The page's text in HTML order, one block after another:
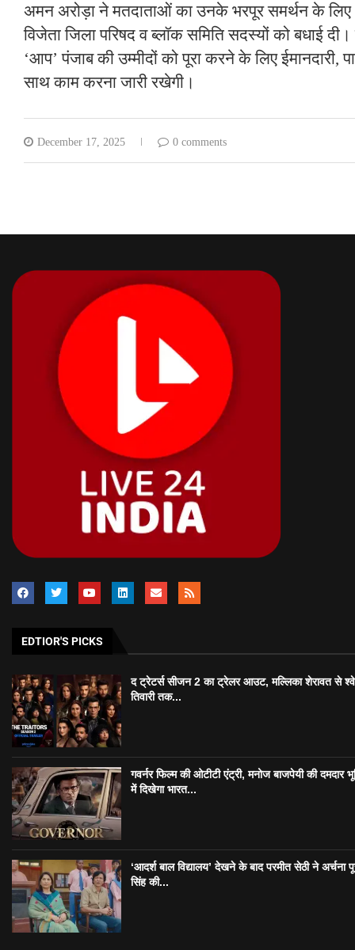
अमन अरोड़ा ने मतदाताओं का उनके भरपूर समर्थन के लिए
विजेता जिला परिषद व ब्लॉक समिति सदस्यों को बधाई दी।
‘आप’ पंजाब की उम्मीदों को पूरा करने के लिए ईमानदारी,
साथ काम करना जारी रखेगी।
December 17, 2025 0 comments
EDTIOR'S PICKS
द ट्रेटर्स सीजन 2 का ट्रेलर आउट, मल्लिका शेरावत से
तिवारी तक...
गवर्नर फिल्म की ओटीटी एंट्री, मनोज बाजपेयी की दमदार
में दिखेगा भारत...
‘आदर्श बाल विद्यालय’ देखने के बाद परमीत सेठी ने अर्चना
सिंह की...